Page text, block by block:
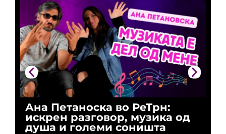
Ана Петаноска во РеТрн:
искрен разговор, музика од
душа и големи соништа